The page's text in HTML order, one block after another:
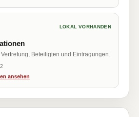
LOKAL VORHANDEN
Beteiligten und Eintragungen.
ansehen